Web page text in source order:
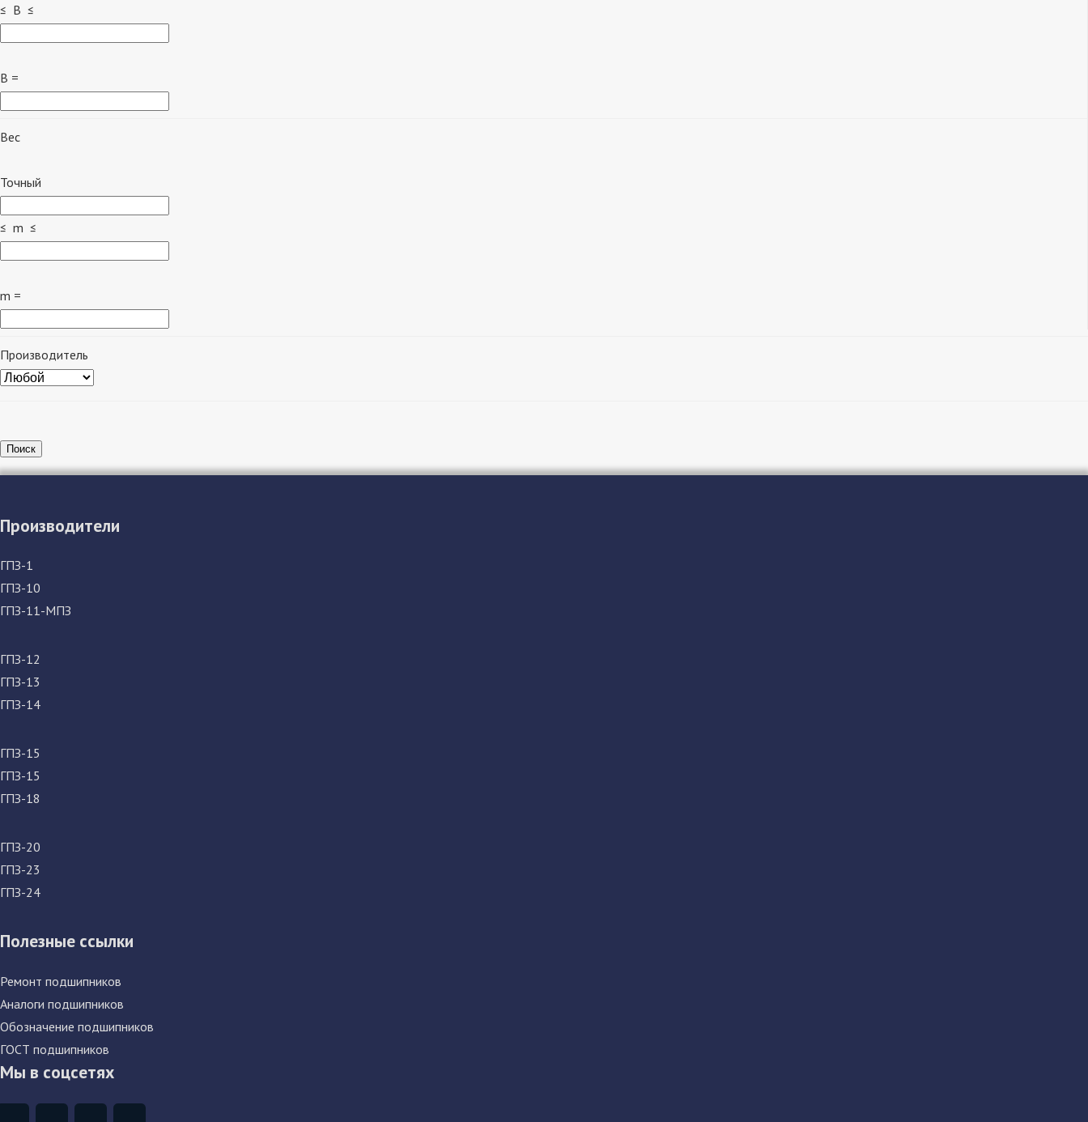
≤ B ≤
B =
Вес
Точный
≤ m ≤
m =
Производитель
Поиск
Производители
ГПЗ-1
ГПЗ-10
ГПЗ-11-МПЗ
ГПЗ-12
ГПЗ-13
ГПЗ-14
ГПЗ-15
ГПЗ-15
ГПЗ-18
ГПЗ-20
ГПЗ-23
ГПЗ-24
Полезные ссылки
Ремонт подшипников
Аналоги подшипников
Обозначение подшипников
ГОСТ подшипников
Мы в соцсетях